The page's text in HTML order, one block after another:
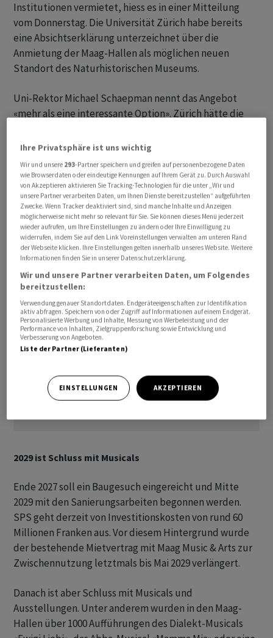
Institutionen vermietet, hiess es in einer Mitteilung
vom Donnerstag. Die Universität Zürich habe bereits
eine Absichtserklärung unterzeichnet über die
Anmietung der Maag-Hallen als möglichen neuen
Standort des Naturhistorischen Museums.
Uni-Rektor Michael Schaepman nennt das Angebot
«mehr als eine interessante Option». Zürich hätte die
Ausstrahlung zu schaffen». Das Naturhistorische
Museum ist derzeit im Hauptgebäude der Universität
untergebracht.
Die aktuelle Planung sieht laut Mitteilung vor,
Ausstellungs- und Veranstaltungsflächen in den Maag-
Hallen unterzubringen, ergänzt durch ein frei
zugängliches Atrium im Bereich der Lichtstrasse.
2029 ist Schluss mit Musicals
Ende 2027 soll ein Baugesuch eingereicht und Mitte
2029 mit den Sanierungsarbeiten begonnen werden.
SPS geht derzeit von Investitionskosten von rund 60
Millionen Franken aus. Vor diesem Hintergrund wurde
der bestehende Mietvertrag mit Maag Music & Arts zur
Zwischennutzung letztmals bis Mai 2029 verlängert.
Danach ist aber Schluss mit Musicals und
Ausstellungen. Unter anderem wurden in den Maag-
Hallen über 1000 Aufführungen des Dialekt-Musicals
Ihre Privatsphäre ist uns wichtig
Wir und unsere 293-Partner speichern und greifen auf personenbezogene Daten
wie Browserdaten oder eindeutige Kennungen auf Ihrem Gerät zu. Durch Auswahl
von Akzeptieren aktivieren Sie Tracking-Technologien für die unter „Wir und
unsere Partner verarbeiten Daten, um Ihnen Dienste bereitzustellen“ aufgeführten
Zwecke. Wenn Tracker deaktiviert sind, sind manche Inhalte und Anzeigen
möglicherweise nicht mehr so relevant für Sie. Sie können dieses Menü jederzeit
wieder aufrufen, um Ihre Einstellungen zu ändern oder Ihre Einwilligung zu
widerrufen, indem Sie auf den Link Voreinstellungen verwalten am unteren Rand
der Webseite klicken. Ihre Einstellungen gelten innerhalb unseres Website. Weitere
Informationen finden Sie in unserer Datenschutzerklärung.
Wir und unsere Partner verarbeiten Daten, um Folgendes
bereitzustellen:
Verwendung genauer Standortdaten. Endgeräteeigenschaften zur Identifikation
aktiv abfragen. Speichern von oder Zugriff auf Informationen auf einem Endgerät.
Personalisierte Werbung und Inhalte, Messung von Werbeleistung und der
Performance von Inhalten, Zielgruppenforschung sowie Entwicklung und
Verbesserung von Angeboten.
Liste der Partner (Lieferanten)
EINSTELLUNGEN AKZEPTIEREN